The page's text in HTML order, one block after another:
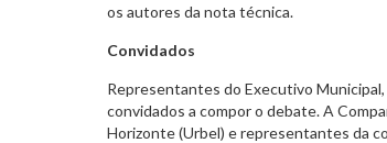
os autores da nota técnica.
Convidados
Representantes do Executivo
convidados a compor o debate. A
Horizonte (Urbel) e representantes da